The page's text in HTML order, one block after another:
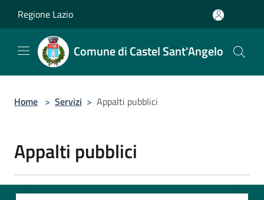
Regione Lazio
Comune di Castel Sant'Angelo
Home > Servizi > Appalti pubblici
Appalti pubblici